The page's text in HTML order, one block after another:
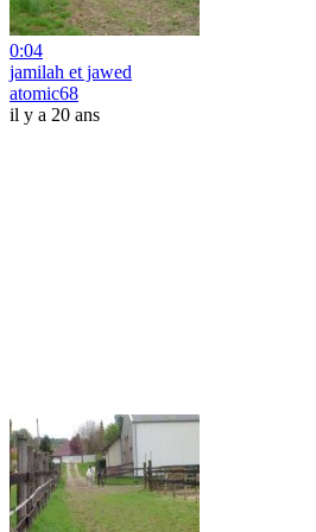
0:04
jamilah et jawed
atomic68
il y a 20 ans